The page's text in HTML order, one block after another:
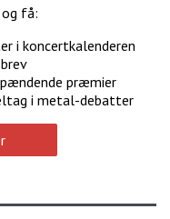
få:
i koncertkalenderen
præmier
i metal-debatter